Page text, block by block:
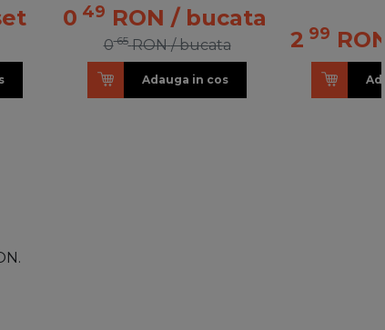
0 49 RON / bucata
065 RON / bucata
Adauga in cos
2 99